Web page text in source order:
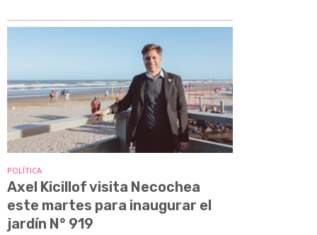
POLÍTICA
Axel Kicillof visita Necochea
este martes para inaugurar el
jardín N° 919